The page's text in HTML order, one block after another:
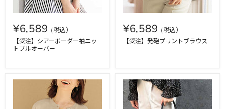
¥6,589
【受注】シアーボーダー袖ニッ
トプルオーバー
¥6,589
【受注】発砲プリントブラウス